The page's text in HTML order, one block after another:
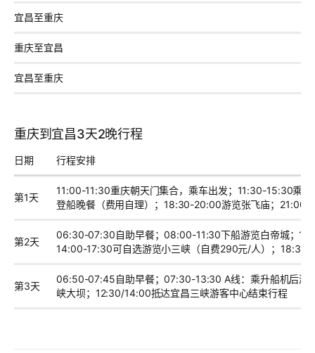
宜昌至重庆
重庆至宜昌
宜昌至重庆
重庆到宜昌3天2晚行程
日期 行程安排
第1天
11:00-11:30重庆朝天门集合，乘车出发；11:30-15:30乘
登船晚餐（费用自理）；18:30-20:00游览张飞庙；21:00-
第2天
06:30-07:30自助早餐；08:00-11:30下船游览白帝城；
14:00-17:30可自选游览小三峡（自费290元/人）；18:30-
第3天
06:50-07:45自助早餐；07:30-13:30 A线：乘升船机后游
峡大坝；12:30/14:00抵达宜昌三峡游客中心结束行程